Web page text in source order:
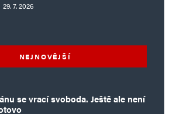
29. 7. 2026
NEJNOVĚJŠÍ
se vrací svoboda. Ještě ale není